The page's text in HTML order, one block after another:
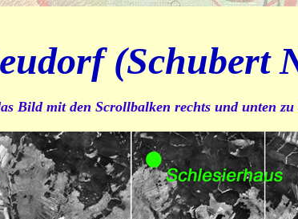
(Schubert
Bild mit den Scrollbalken rechts und unten